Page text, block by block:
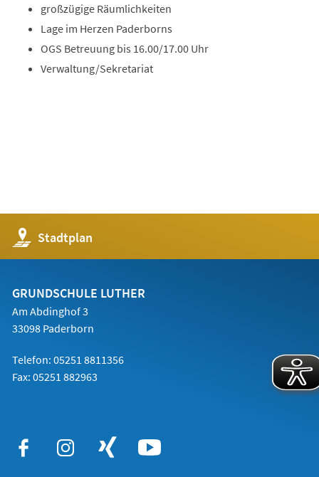
großzügige Räumlichkeiten
Lage im Herzen Paderborns
OGS Betreuung bis 16.00/17.00 Uhr
Verwaltung/Sekretariat
Stadtplan
(Öffnet
in
einem
Tab)
GRUNDSCHULE LUTHER
Am Abdinghof 3
33098 Paderborn
Telefon: 05251 8811356
Fax: 05251 882963